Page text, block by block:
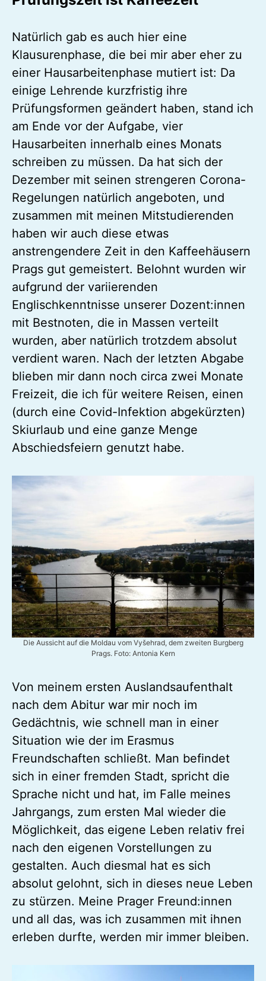
Prüfungszeit ist Kaffeezeit
Natürlich gab es auch hier eine
Klausurenphase, die bei mir aber eher zu
einer Hausarbeitenphase mutiert ist: Da
einige Lehrende kurzfristig ihre
Prüfungsformen geändert haben, stand ich
am Ende vor der Aufgabe, vier
Hausarbeiten innerhalb eines Monats
schreiben zu müssen. Da hat sich der
Dezember mit seinen strengeren Corona-
Regelungen natürlich angeboten, und
zusammen mit meinen Mitstudierenden
haben wir auch diese etwas
anstrengendere Zeit in den Kaffeehäusern
Prags gut gemeistert. Belohnt wurden wir
aufgrund der variierenden
Englischkenntnisse unserer Dozent:innen
mit Bestnoten, die in Massen verteilt
wurden, aber natürlich trotzdem absolut
verdient waren. Nach der letzten Abgabe
blieben mir dann noch circa zwei Monate
Freizeit, die ich für weitere Reisen, einen
Skiurlaub und eine ganze Menge
Abschiedsfeiern genutzt habe.
Prags. Foto: Antonia Kern
Von meinem ersten Auslandsaufenthalt
nach dem Abitur war mir noch im
Gedächtnis, wie schnell man in einer
Situation wie der im Erasmus
Freundschaften schließt. Man befindet
sich in einer fremden Stadt, spricht die
Sprache nicht und hat, im Falle meines
Jahrgangs, zum ersten Mal wieder die
Möglichkeit, das eigene Leben relativ frei
nach den eigenen Vorstellungen zu
gestalten. Auch diesmal hat es sich
absolut gelohnt, sich in dieses neue Leben